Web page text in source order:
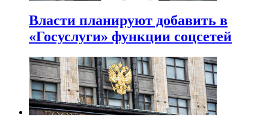
Власти планируют добавить в
«Госуслуги» функции соцсетей